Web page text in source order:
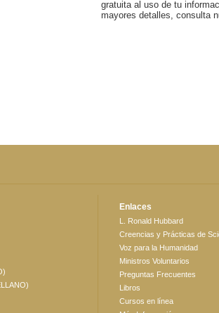
gratuita al uso de tu
mayores detalles, consulta
Enlaces
L. Ronald Hubbard
Creencias y Prácticas de
Voz para la Humanidad
Ministros Voluntarios
Preguntas Frecuentes
Libros
Cursos en línea